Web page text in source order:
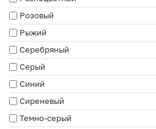
Розовый
Рыжий
Серебряный
Серый
Синий
Сиреневый
Темно-серый